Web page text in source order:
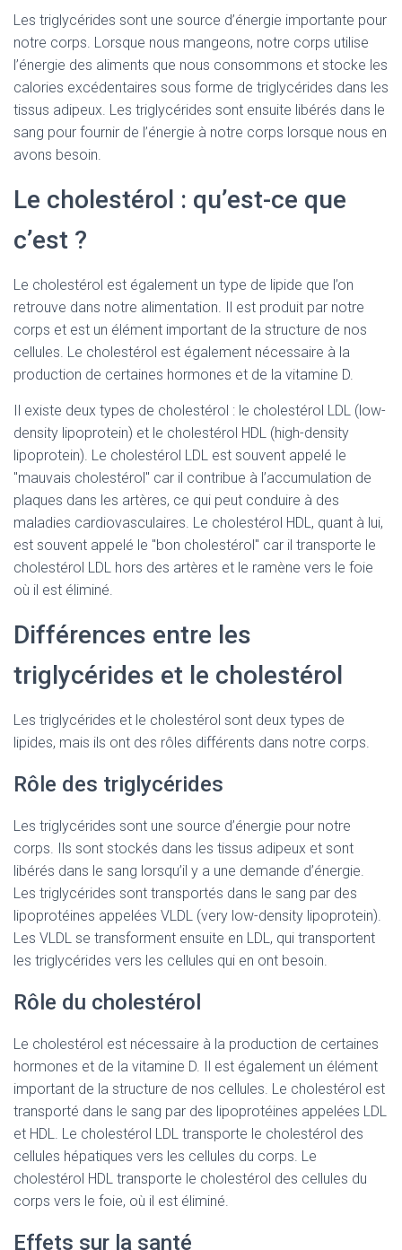
Les triglycérides sont une source d’énergie importante pour
notre corps. Lorsque nous mangeons, notre corps utilise
l’énergie des aliments que nous consommons et stocke les
calories excédentaires sous forme de triglycérides dans les
tissus adipeux. Les triglycérides sont ensuite libérés dans le
sang pour fournir de l’énergie à notre corps lorsque nous en
avons besoin.
Le cholestérol : qu’est-ce que
c’est ?
Le cholestérol est également un type de lipide que l’on
retrouve dans notre alimentation. Il est produit par notre
corps et est un élément important de la structure de nos
cellules. Le cholestérol est également nécessaire à la
production de certaines hormones et de la vitamine D.
Il existe deux types de cholestérol : le cholestérol LDL (low-
density lipoprotein) et le cholestérol HDL (high-density
lipoprotein). Le cholestérol LDL est souvent appelé le
"mauvais cholestérol" car il contribue à l’accumulation de
plaques dans les artères, ce qui peut conduire à des
maladies cardiovasculaires. Le cholestérol HDL, quant à lui,
est souvent appelé le "bon cholestérol" car il transporte le
cholestérol LDL hors des artères et le ramène vers le foie
où il est éliminé.
Différences entre les
triglycérides et le cholestérol
Les triglycérides et le cholestérol sont deux types de
lipides, mais ils ont des rôles différents dans notre corps.
Rôle des triglycérides
Les triglycérides sont une source d’énergie pour notre
corps. Ils sont stockés dans les tissus adipeux et sont
libérés dans le sang lorsqu’il y a une demande d’énergie.
Les triglycérides sont transportés dans le sang par des
lipoprotéines appelées VLDL (very low-density lipoprotein).
Les VLDL se transforment ensuite en LDL, qui transportent
les triglycérides vers les cellules qui en ont besoin.
Rôle du cholestérol
Le cholestérol est nécessaire à la production de certaines
hormones et de la vitamine D. Il est également un élément
important de la structure de nos cellules. Le cholestérol est
transporté dans le sang par des lipoprotéines appelées LDL
et HDL. Le cholestérol LDL transporte le cholestérol des
cellules hépatiques vers les cellules du corps. Le
cholestérol HDL transporte le cholestérol des cellules du
corps vers le foie, où il est éliminé.
Effets sur la santé